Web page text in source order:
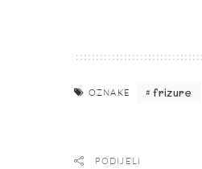
OZNAKE frizure
PODIJELI